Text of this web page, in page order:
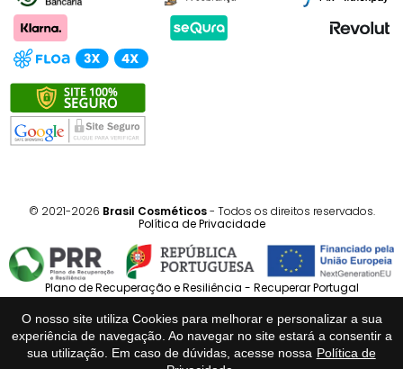
O nosso site utiliza Cookies para melhorar e personalizar a sua
experiência de navegação. Ao navegar no site estará a consentir a
sua utilização. Em caso de dúvidas, acesse nossa Política de
© 2021-2026 Brasil Cosméticos- Todos os direitos reservados.
Política de Privacidade
Plano de Recuperação e Resiliência - Recuperar Portugal
Português Español